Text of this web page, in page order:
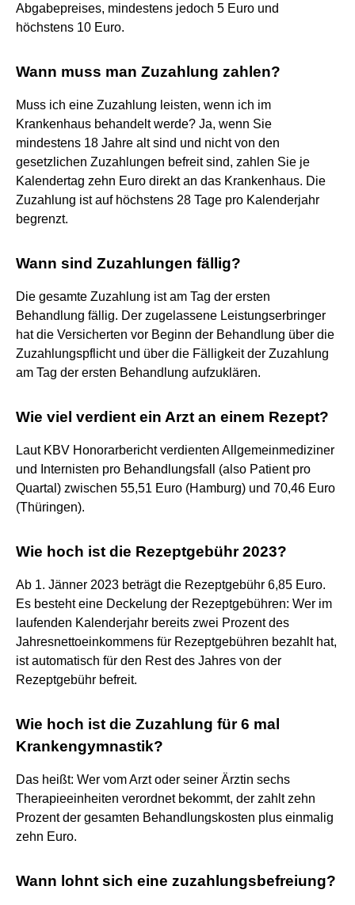
Abgabepreises, mindestens jedoch 5 Euro und
höchstens 10 Euro.
Wann muss man Zuzahlung zahlen?
Muss ich eine Zuzahlung leisten, wenn ich im
Krankenhaus behandelt werde? Ja, wenn Sie
mindestens 18 Jahre alt sind und nicht von den
gesetzlichen Zuzahlungen befreit sind, zahlen Sie je
Kalendertag zehn Euro direkt an das Krankenhaus. Die
Zuzahlung ist auf höchstens 28 Tage pro Kalenderjahr
begrenzt.
Wann sind Zuzahlungen fällig?
Die gesamte Zuzahlung ist am Tag der ersten
Behandlung fällig. Der zugelassene Leistungserbringer
hat die Versicherten vor Beginn der Behandlung über die
Zuzahlungspflicht und über die Fälligkeit der Zuzahlung
am Tag der ersten Behandlung aufzuklären.
Wie viel verdient ein Arzt an einem Rezept?
Laut KBV Honorarbericht verdienten Allgemeinmediziner
und Internisten pro Behandlungsfall (also Patient pro
Quartal) zwischen 55,51 Euro (Hamburg) und 70,46 Euro
(Thüringen).
Wie hoch ist die Rezeptgebühr 2023?
Ab 1. Jänner 2023 beträgt die Rezeptgebühr 6,85 Euro.
Es besteht eine Deckelung der Rezeptgebühren: Wer im
laufenden Kalenderjahr bereits zwei Prozent des
Jahresnettoeinkommens für Rezeptgebühren bezahlt hat,
ist automatisch für den Rest des Jahres von der
Rezeptgebühr befreit.
Wie hoch ist die Zuzahlung für 6 mal
Krankengymnastik?
Das heißt: Wer vom Arzt oder seiner Ärztin sechs
Therapieeinheiten verordnet bekommt, der zahlt zehn
Prozent der gesamten Behandlungskosten plus einmalig
zehn Euro.
Wann lohnt sich eine zuzahlungsbefreiung?